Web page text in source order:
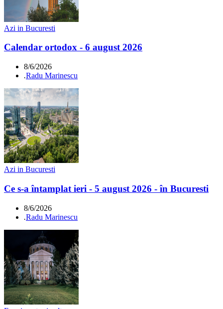
Azi in Bucuresti
Calendar ortodox - 6 august 2026
8/6/2026
.Radu Marinescu
Azi in Bucuresti
Ce s-a întamplat ieri - 5 august 2026 - în Bucuresti
8/6/2026
.Radu Marinescu